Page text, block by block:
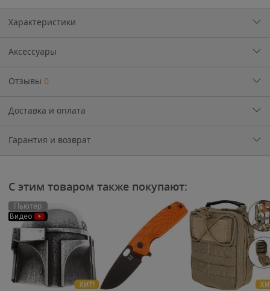
Характеристики
Аксессуары
Отзывы 0
Доставка и оплата
Гарантия и возврат
С этим товаром также покупают:
Пьютер
Видео
ХИТ!